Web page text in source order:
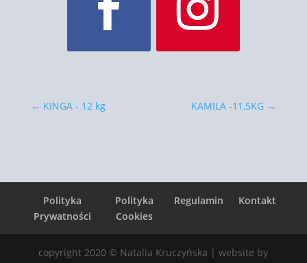
← KINGA - 12 kg KAMILA -11,5KG →
Polityka
Prywatności
Polityka
Cookies
Regulamin Kontakt
copyright 2020 © Natalia Kruczyńska | website by